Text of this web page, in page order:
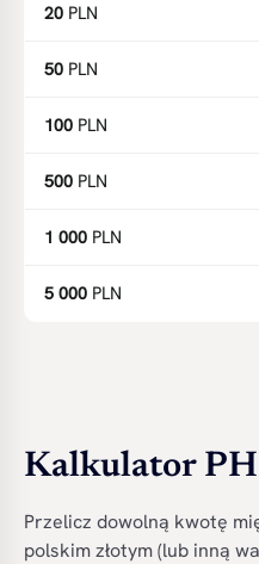
20 PLN
50 PLN
100 PLN
500 PLN
1 000 PLN
5 000 PLN
Kalkulator
Przelicz dowolną kwotę
polskim złotym (lub inną